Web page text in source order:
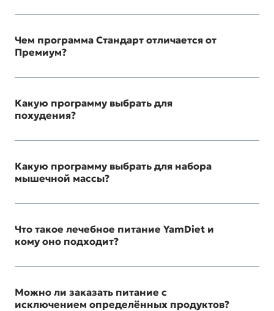
Чем программа Стандарт отличается от
Премиум?
Какую программу выбрать для
похудения?
Какую программу выбрать для набора
мышечной массы?
Что такое лечебное питание YamDiet и
кому оно подходит?
Можно ли заказать питание с
исключением определённых продуктов?